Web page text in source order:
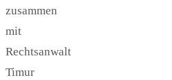
zusammen
mit
Rechtsanwalt
Timur